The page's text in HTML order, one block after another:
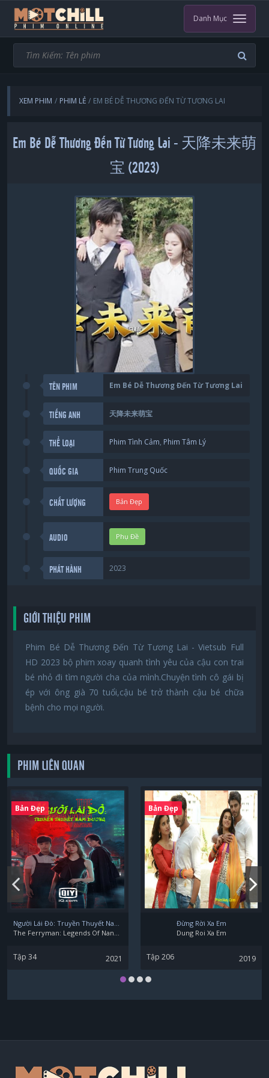
Danh Mục
XEM PHIM PHIM LẺ EM BÉ DỄ THƯƠNG ĐẾN TỪ TƯƠNG LAI
Em Bé Dễ Thương Đến Từ Tương Lai - 天降未来萌
宝 (2023)
TÊN PHIM Em Bé Dễ Thương Đến Từ Tương Lai
TIẾNG ANH 天降未来萌宝
THỂ LOẠI Phim Tình Cảm, Phim Tâm Lý
QUỐC GIA Phim Trung Quốc
CHẤT LƯỢNG Bản Đẹp
AUDIO Phụ Đề
PHÁT HÀNH 2023
GIỚI THIỆU PHIM
Phim Bé Dễ Thương Đến Từ Tương Lai - Vietsub Full
HD 2023 bộ phim xoay quanh tình yêu của cậu con trai
bé nhỏ đi tìm người cha của mình.Chuyện tình cô gái bị
ép với ông già 70 tuổi,cậu bé trở thành cậu bé chữa
bệnh cho mọi người.
PHIM LIÊN QUAN
Bản Đẹp
Người Lái Đò: Truyền Thuyết Nam Dương
The Ferryman: Legends Of Nanyang
Tập 34 2021
Bản Đẹp
Đừng Rời Xa Em
Dung Roi Xa Em
Tập 206 2019